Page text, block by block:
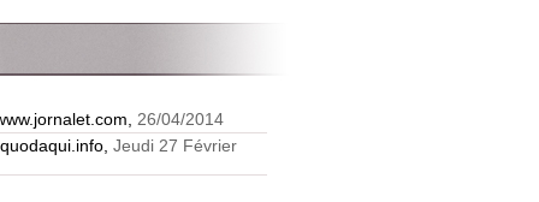
26/04/2014
Jeudi 27 Février